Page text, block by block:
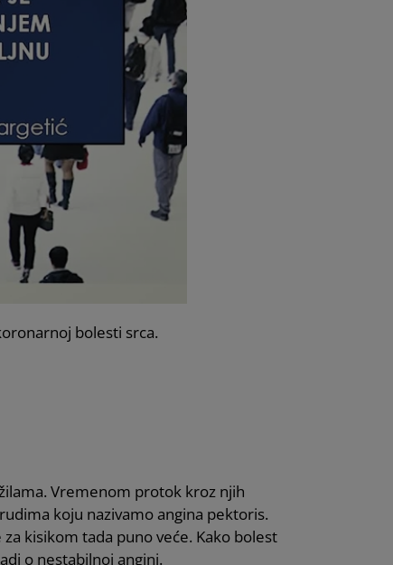
bolesti srca.
Vremenom protok kroz njih
koju nazivamo angina pektoris.
kisikom tada puno veće. Kako bolest
o nestabilnoj angini.